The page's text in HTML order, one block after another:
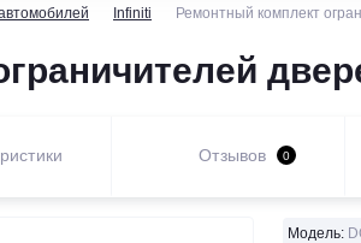
Infiniti Ремонтный комплект
Отзывов 0
Модель: